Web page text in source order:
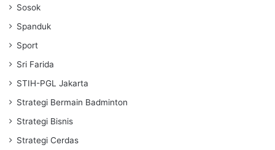
Sosok
Spanduk
Sport
Sri Farida
STIH-PGL Jakarta
Strategi Bermain Badminton
Strategi Bisnis
Strategi Cerdas